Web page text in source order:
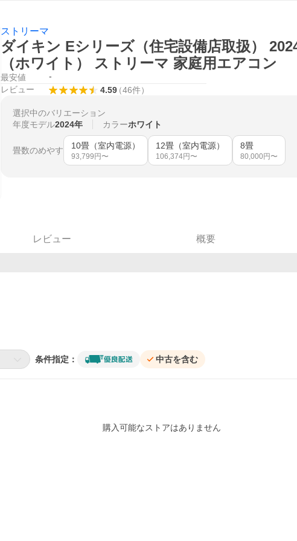
ストリーマ
ダイキン Eシリーズ（住宅設備店取扱）
（ホワイト） ストリーマ 家庭用エアコン
最安値
-
レビュー
4.59（46件）
選択中のバリエーション
年度モデル2024年 カラーホワイト
畳数のめやす 10畳（室内電源）
93,799 円〜
12畳（室内電源）
106,374円〜
8畳
80,000 円〜
レビュー 概要
条件指定： 中古を含む
購入可能なストアはありません